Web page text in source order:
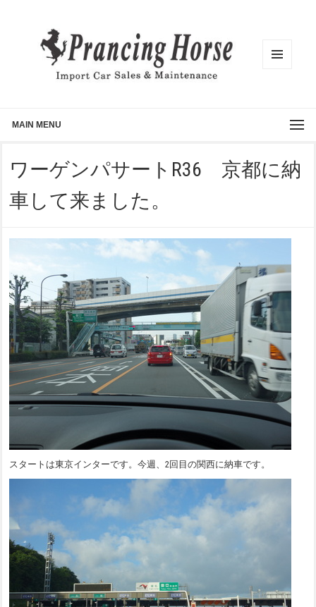
MAIN MENU
ワーゲンパサートR36 京都に納
車して来ました。
スタートは東京インターです。今週、2回目の関西に納車です。